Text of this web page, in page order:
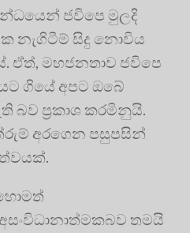
ජවිපෙ මුලදි
නැගිටීම් සිදු නොවිය
ඒත්, මහජනතාව ජවිපෙ
ගියේ අපට ඔබේ
බව ප්‍රකාශ කරමිනුයි.
අරගෙන පසුපසින්
තමයි